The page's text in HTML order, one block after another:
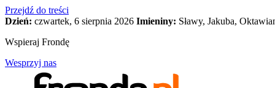
Przejdź do treści
Dzień: czwartek, 6 sierpnia 2026 Imieniny: Sławy, Jakuba,
Wspieraj Frondę
Wesprzyj nas